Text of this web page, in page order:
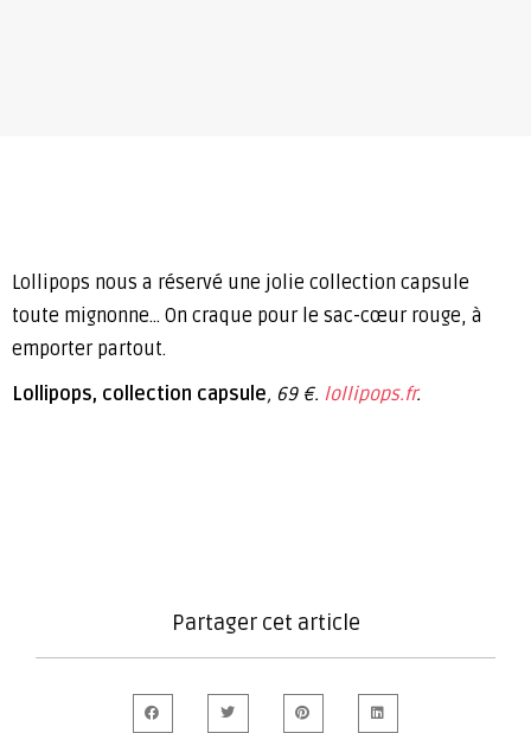
Lollipops nous a réservé une jolie collection capsule
toute mignonne… On craque pour le sac-cœur rouge, à
emporter partout.
Lollipops, collection capsule, 69 €. lollipops.fr.
Partager cet article